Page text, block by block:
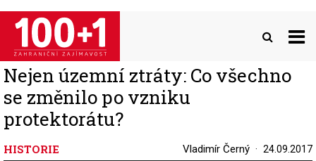
Přejít
hlavnímu
obsahu
Nejen územní ztráty: Co všechno
se změnilo po vzniku
protektorátu?
HISTORIE Vladimír Černý 24.09.2017